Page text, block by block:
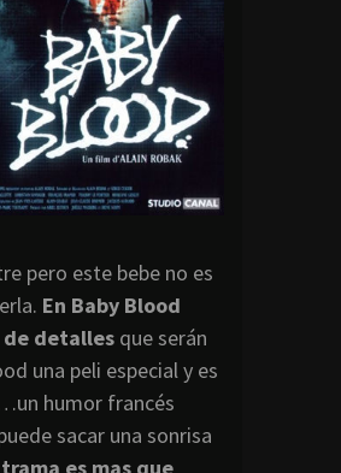
pero este bebe no es
En Baby Blood
de detalles que serán
una peli especial y es
humor francés
sacar una sonrisa